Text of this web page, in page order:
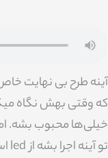
آینه طرح بی نهایت
که وقتی بهش نگاه
خیلی‌ها محبوب بشه.
تو آینه اجرا بشه از led استفاده میشه. حالا فکرش رو بکن از نوع بی کیفیت